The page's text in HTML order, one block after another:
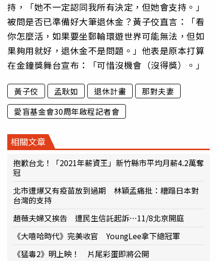
持，「她不一定認同我所有決定，但她會支持。」
被問是否已準備好大筆退休金？黃子佼直言：「看
你怎麼活，如果要坐郵輪環遊世界可能無法，但如
果夠用就好，退休金不是問題。」他表是原本打算
在金鐘獎舞台宣布：「可惜沒機會（沒得獎）。」
黃子佼 孟耿如 退休計畫
那對夫妻
愛盲基金會30周年啟程記者會
相關文章
抱歉台北！「2021年薪資王」新竹縣市平均月薪4.2萬奪
冠
北市遭爆又有疫苗放到過期 林穎孟痛批：糟蹋日本對
台灣的支持
趙薇夫婦又挨告 遭民生信託起訴⋯11/8北京開庭
《大嘻哈時代》完美收官 YoungLee拿下總冠軍
《猛毒2》明上映！ 片尾彩蛋即將公開